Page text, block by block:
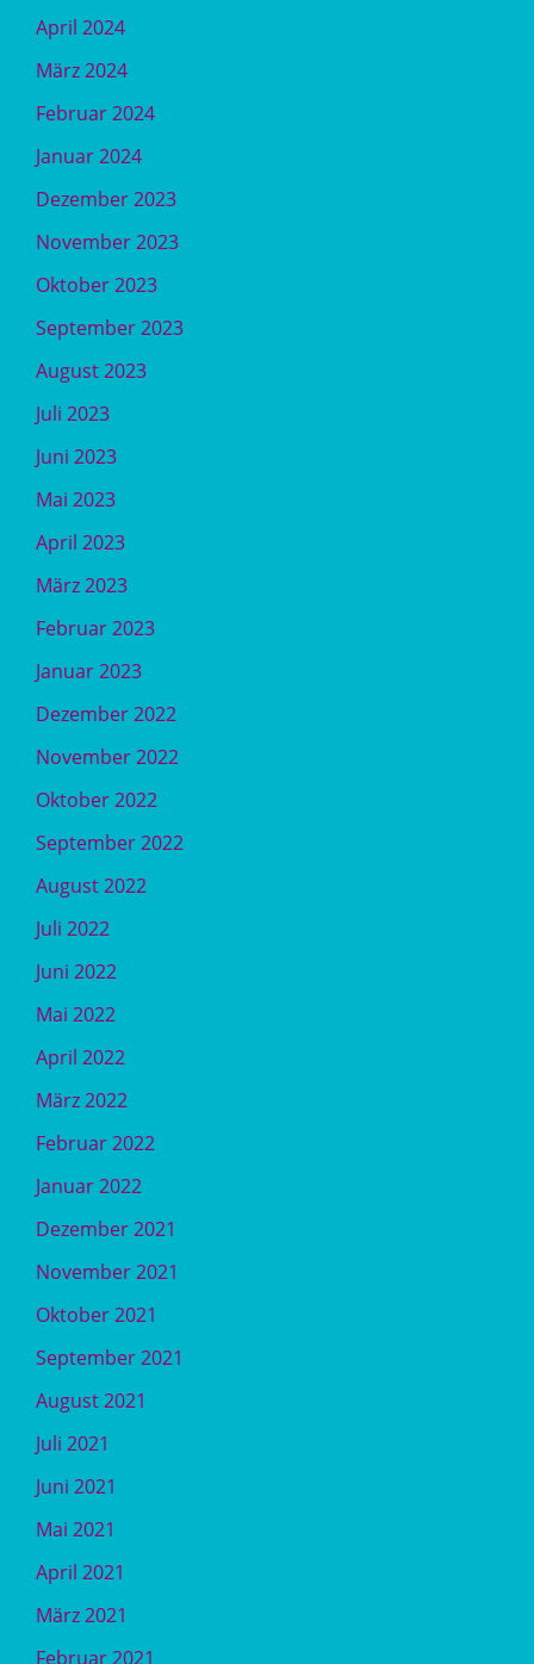
April 2024
März 2024
Februar 2024
Januar 2024
Dezember 2023
November 2023
Oktober 2023
September 2023
August 2023
Juli 2023
Juni 2023
Mai 2023
April 2023
März 2023
Februar 2023
Januar 2023
Dezember 2022
November 2022
Oktober 2022
September 2022
August 2022
Juli 2022
Juni 2022
Mai 2022
April 2022
März 2022
Februar 2022
Januar 2022
Dezember 2021
November 2021
Oktober 2021
September 2021
August 2021
Juli 2021
Juni 2021
Mai 2021
April 2021
März 2021
Februar 2021